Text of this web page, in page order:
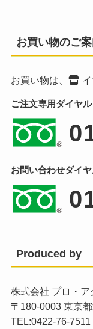
お買い物のご
お買い物は、
ご注文専用ダイヤ
お問い合わせダイヤ
Produced by
株式会社 プロ・ア
〒180-0003 東京
TEL:0422-76-7511